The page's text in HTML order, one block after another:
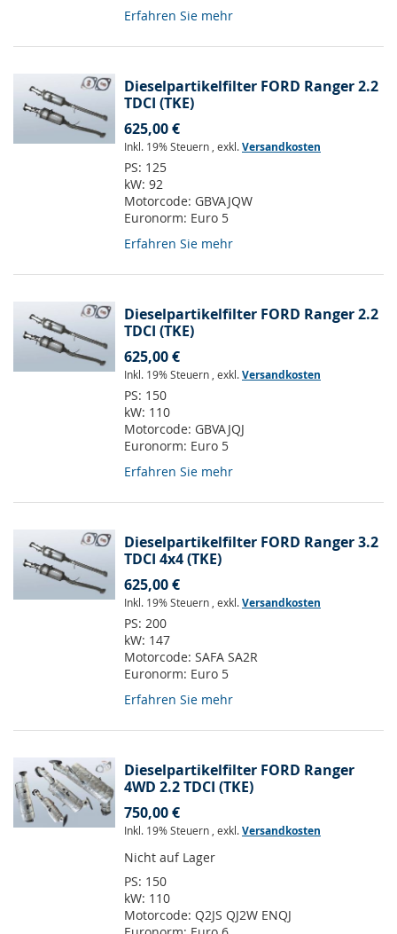
Erfahren Sie mehr
Dieselpartikelfilter FORD Ranger 2.2
TDCI (TKE)
625,00 €
Inkl. 19% Steuern , exkl.Versandkosten
PS: 125
kW: 92
Motorcode: GBVAJQW
Euronorm: Euro 5
Erfahren Sie mehr
Dieselpartikelfilter FORD Ranger 2.2
TDCI (TKE)
625,00 €
Inkl. 19% Steuern , exkl.Versandkosten
PS: 150
kW: 110
Motorcode: GBVAJQJ
Euronorm: Euro 5
Erfahren Sie mehr
Dieselpartikelfilter FORD Ranger 3.2
TDCI 4x4 (TKE)
625,00 €
Inkl. 19% Steuern , exkl.Versandkosten
PS: 200
kW: 147
Motorcode: SAFA SA2R
Euronorm: Euro 5
Erfahren Sie mehr
Dieselpartikelfilter FORD Ranger
4WD 2.2 TDCI (TKE)
750,00 €
Inkl. 19% Steuern , exkl.Versandkosten
Nicht auf Lager
PS: 150
kW: 110
Motorcode: Q2JS QJ2W ENQJ